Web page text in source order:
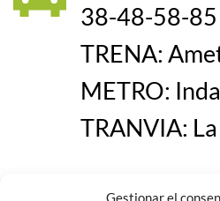
38-48-58-85
TRENA:
METRO:
TRANVIA: